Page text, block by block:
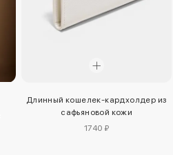
Длинный кошелек-кардхолдер из
сафьяновой кожи
1740 ₽